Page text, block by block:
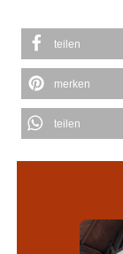
teilen
merken
teilen